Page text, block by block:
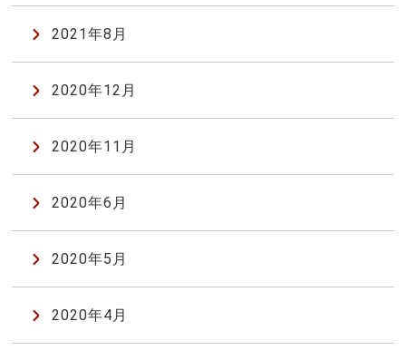
2021年8月
2020年12月
2020年11月
2020年6月
2020年5月
2020年4月